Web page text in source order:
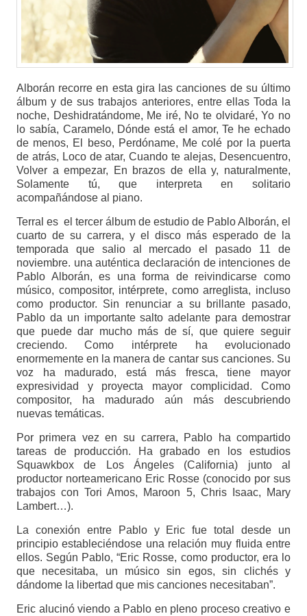
Alborán recorre en esta gira las canciones de su último
álbum y de sus trabajos anteriores, entre ellas Toda la
noche, Deshidratándome, Me iré, No te olvidaré, Yo no
lo sabía, Caramelo, Dónde está el amor, Te he echado
de menos, El beso, Perdóname, Me colé por la puerta
de atrás, Loco de atar, Cuando te alejas, Desencuentro,
Volver a empezar, En brazos de ella y, naturalmente,
Solamente tú, que interpreta en solitario
acompañándose al piano.
Terral es el tercer álbum de estudio de Pablo Alborán, el
cuarto de su carrera, y el disco más esperado de la
temporada que salio al mercado el pasado 11 de
noviembre. una auténtica declaración de intenciones de
Pablo Alborán, es una forma de reivindicarse como
músico, compositor, intérprete, como arreglista, incluso
como productor. Sin renunciar a su brillante pasado,
Pablo da un importante salto adelante para demostrar
que puede dar mucho más de sí, que quiere seguir
creciendo. Como intérprete ha evolucionado
enormemente en la manera de cantar sus canciones. Su
voz ha madurado, está más fresca, tiene mayor
expresividad y proyecta mayor complicidad. Como
compositor, ha madurado aún más descubriendo
nuevas temáticas.
Por primera vez en su carrera, Pablo ha compartido
tareas de producción. Ha grabado en los estudios
Squawkbox de Los Ángeles (California) junto al
productor norteamericano Eric Rosse (conocido por sus
trabajos con Tori Amos, Maroon 5, Chris Isaac, Mary
Lambert…).
La conexión entre Pablo y Eric fue total desde un
principio estableciéndose una relación muy fluida entre
ellos. Según Pablo, “Eric Rosse, como productor, era lo
que necesitaba, un músico sin egos, sin clichés y
dándome la libertad que mis canciones necesitaban”.
Eric alucinó viendo a Pablo en pleno proceso creativo e